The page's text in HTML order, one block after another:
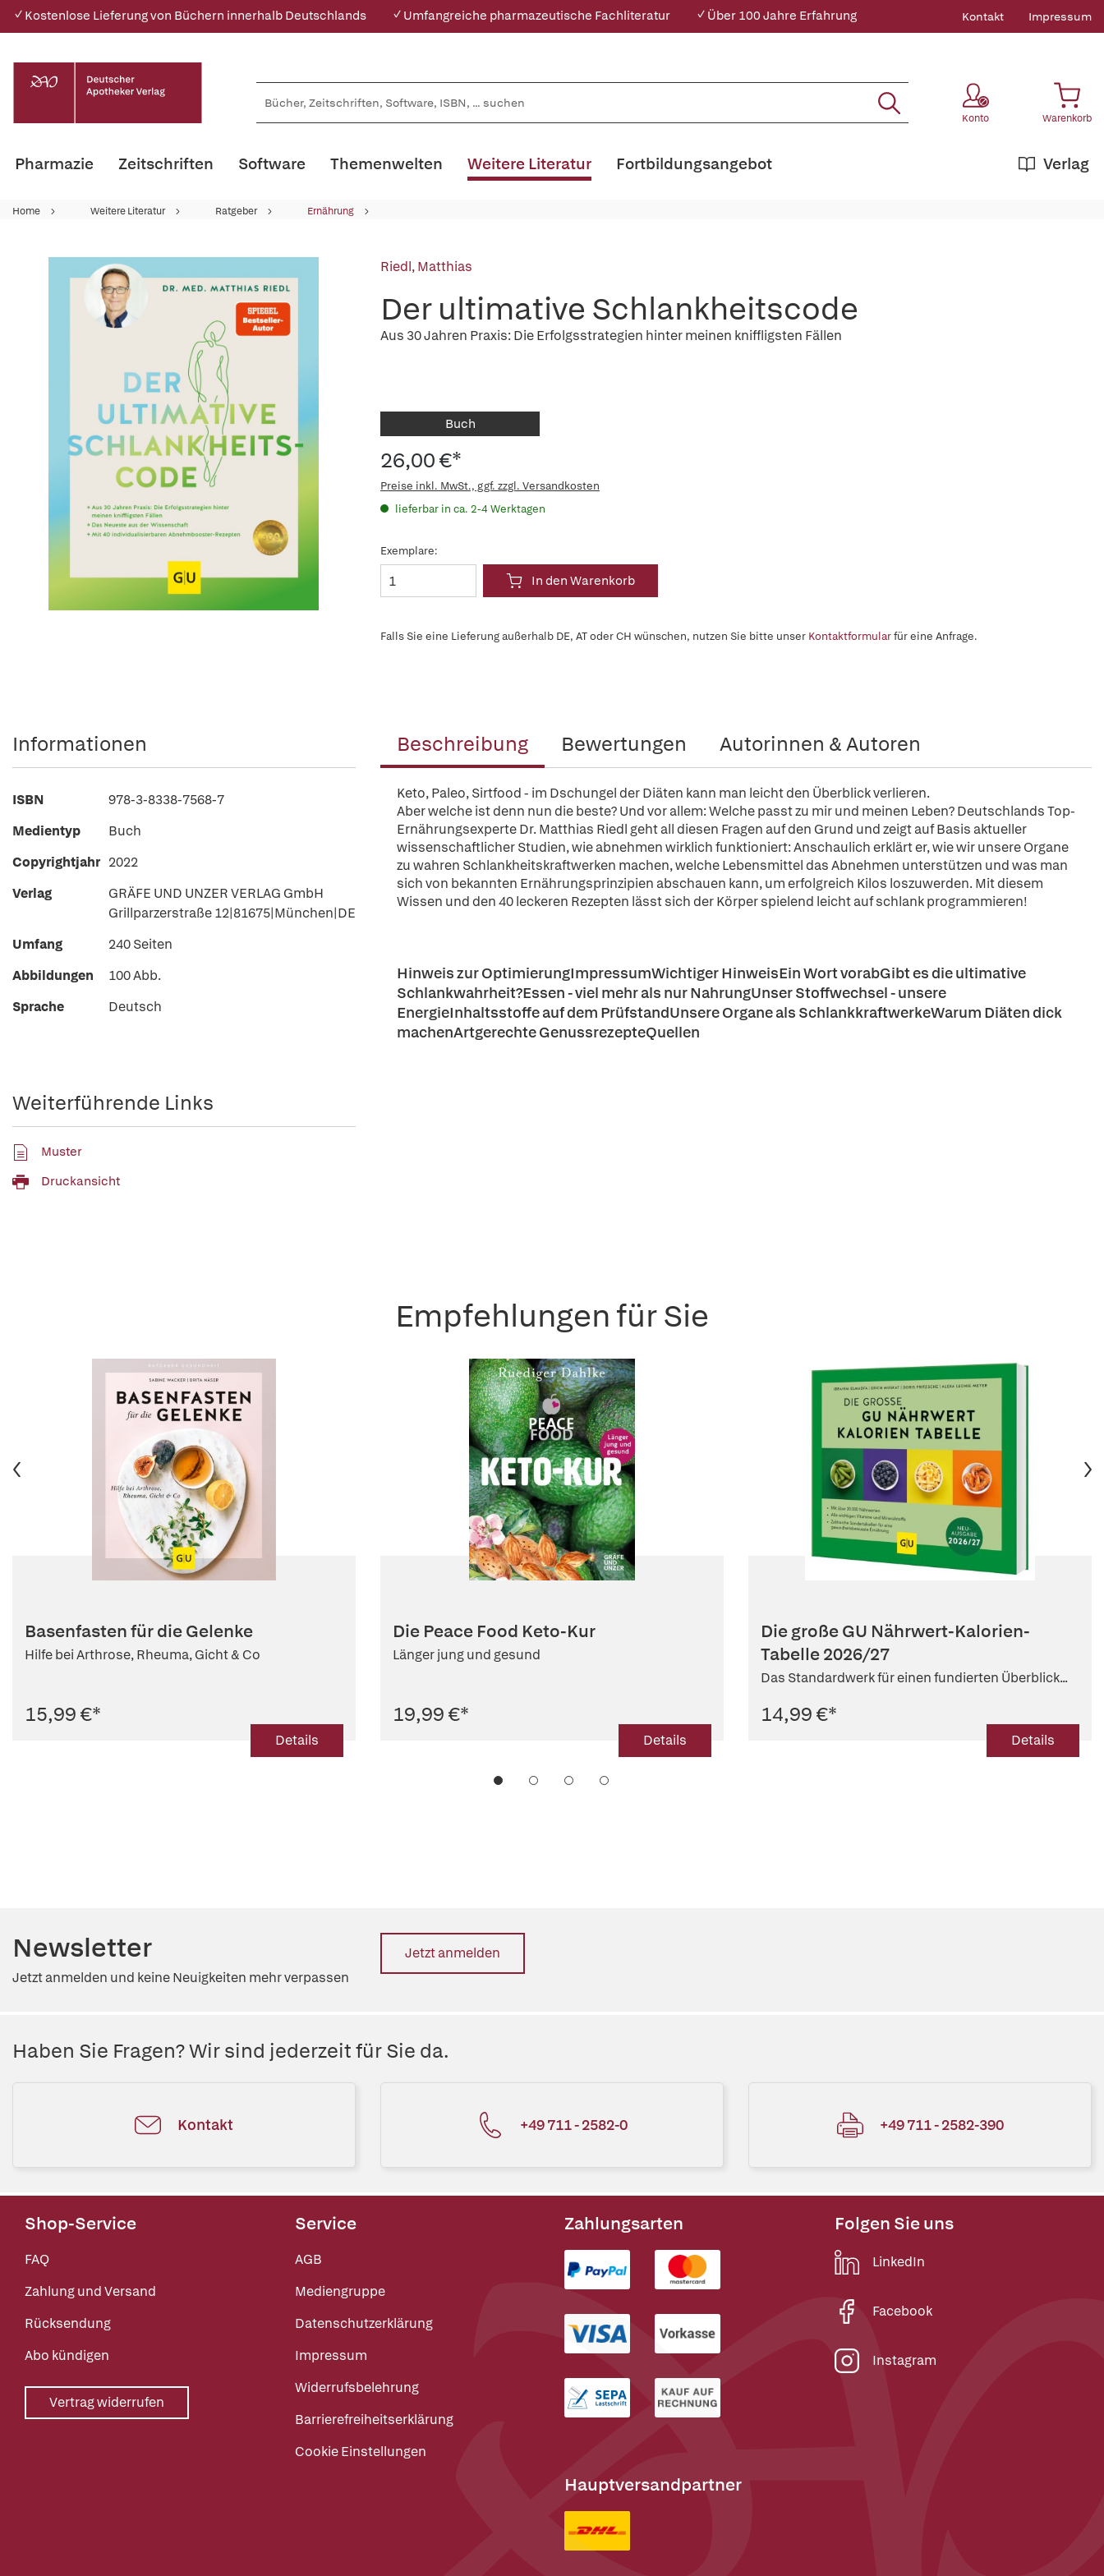
✓ Kostenlose Lieferung von Büchern innerhalb Deutschlands ✓ Umfangreiche pharmazeutische Fachliteratur ✓ Über 100 Jahre Erfahrung Kontakt Impressum
Konto Warenkorb
Pharmazie Zeitschriften Software Themenwelten Weitere Literatur Verlag
Fortbildungsangebot
Home Weitere Literatur Ratgeber Ernährung
Riedl, Matthias
Der ultimative Schlankheitscode
Aus 30 Jahren Praxis: Die Erfolgsstrategien hinter meinen kniffligsten Fällen
Buch
26,00 €*
Preise inkl. MwSt., ggf. zzgl. Versandkosten
lieferbar in ca. 2-4 Werktagen
Exemplare:
In den Warenkorb
Falls Sie eine Lieferung außerhalb DE, AT oder CH wünschen, nutzen Sie bitte unser Kontaktformularfür eine Anfrage.
Beschreibung Bewertungen Autorinnen & Autoren
Keto, Paleo, Sirtfood - im Dschungel der Diäten kann man leicht den Überblick verlieren.
Aber welche ist denn nun die beste? Und vor allem: Welche passt zu mir und meinen Leben? Deutschlands Top-
Ernährungsexperte Dr. Matthias Riedl geht all diesen Fragen auf den Grund und zeigt auf Basis aktueller
wissenschaftlicher Studien, wie abnehmen wirklich funktioniert: Anschaulich erklärt er, wie wir unsere Organe
zu wahren Schlankheitskraftwerken machen, welche Lebensmittel das Abnehmen unterstützen und was man
sich von bekannten Ernährungsprinzipien abschauen kann, um erfolgreich Kilos loszuwerden. Mit diesem
Wissen und den 40 leckeren Rezepten lässt sich der Körper spielend leicht auf schlank programmieren!
Hinweis zur OptimierungImpressumWichtiger HinweisEin Wort vorabGibt es die ultimative
Schlankwahrheit?Essen - viel mehr als nur NahrungUnser Stoffwechsel - unsere
EnergieInhaltsstoffe auf dem PrüfstandUnsere Organe als SchlankkraftwerkeWarum Diäten dick
machenArtgerechte GenussrezepteQuellen
Informationen
ISBN
978-3-8338-7568-7
Medientyp
Buch
Copyrightjahr 2022
Verlag
GRÄFE UND UNZER VERLAG GmbH
Grillparzerstraße 12|81675|München|DE
Umfang
240 Seiten
Abbildungen
100 Abb.
Sprache
Deutsch
Weiterführende Links
Muster
Druckansicht
Empfehlungen für Sie
Basenfasten für die Gelenke
Hilfe bei Arthrose, Rheuma, Gicht & Co
15,99 €*
Details
Die Peace Food Keto-Kur
Länger jung und gesund
19,99 €*
Details
Die große GU Nährwert-Kalorien-
Tabelle 2026/27
Das Standardwerk für einen fundierten Überblick...
14,99 €*
Details
Newsletter
Jetzt anmelden und keine Neuigkeiten mehr verpassen
Jetzt anmelden
Haben Sie Fragen? Wir sind jederzeit für Sie da.
Kontakt +49 711 - 2582-0 +49 711 - 2582-390
Shop-Service
FAQ
Zahlung und Versand
Rücksendung
Abo kündigen
Vertrag widerrufen
Service
AGB
Mediengruppe
Datenschutzerklärung
Impressum
Widerrufsbelehrung
Barrierefreiheitserklärung
Cookie Einstellungen
Zahlungsarten
Hauptversandpartner
Folgen Sie uns
LinkedIn
Facebook
Instagram